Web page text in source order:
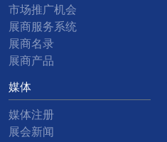
市场推广机会
展商服务系统
展商名录
展商产品
媒体
媒体注册
展会新闻